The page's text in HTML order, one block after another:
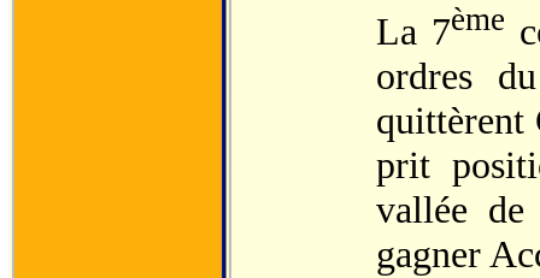
La 7ème
ordres
quittèrent
prit
vallée
gagner